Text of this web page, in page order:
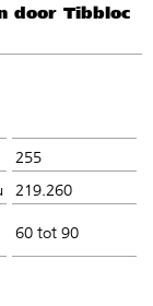
door Tibbloc
255
219.260
60 tot 90